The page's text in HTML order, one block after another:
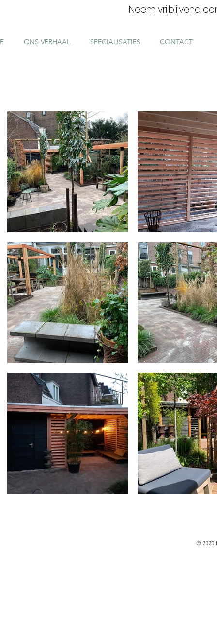
Neem vrijblijvend
ONS VERHAAL SPECIALISATIES CONTACT
© 2020